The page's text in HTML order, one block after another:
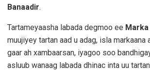
Banaadir.
Tartameyaasha labada degmoo ee Marka
muujiyey tartan aad u adag, isla markaana
gaar ah xambaarsan, iyagoo soo
asluub wanaag labada dhinac inta uu